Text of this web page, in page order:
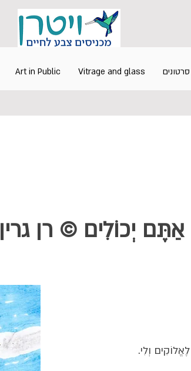
סרטונים Vitrage and glass
Art in Public
יְכוֹלִים © רן גרין
וְלִי.